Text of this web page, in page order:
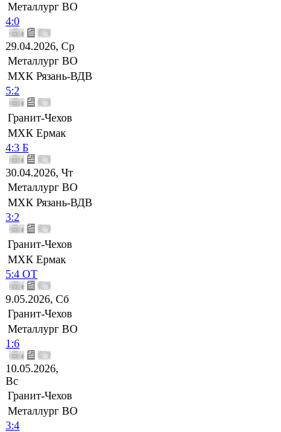
Металлург ВО
4:0
29.04.2026, Ср
Металлург ВО
МХК Рязань-ВДВ
5:2
Гранит-Чехов
МХК Ермак
4:3 Б
30.04.2026, Чт
Металлург ВО
МХК Рязань-ВДВ
3:2
Гранит-Чехов
МХК Ермак
5:4 ОТ
9.05.2026, Сб
Гранит-Чехов
Металлург ВО
1:6
10.05.2026,
Вс
Гранит-Чехов
Металлург ВО
3:4